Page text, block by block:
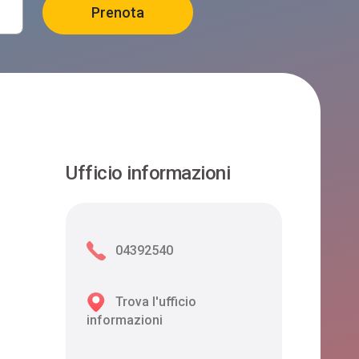
Ufficio informazioni
04392540
Trova l'ufficio
informazioni